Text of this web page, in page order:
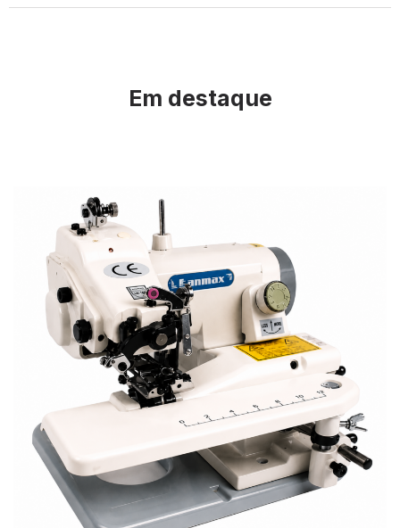
Em destaque